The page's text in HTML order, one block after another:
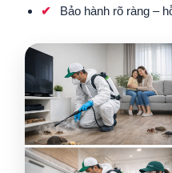
Bảo hành rõ ràng –